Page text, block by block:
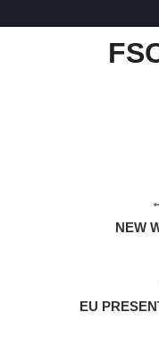
NEW
EU